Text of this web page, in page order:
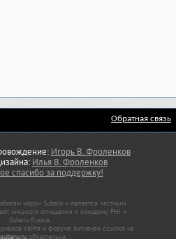
Обратная связь
Игорь В. Фроленков
Илья В. Фроленков
спасибо за поддержку!
марки Subaru и является частным.
никакого отношения к концерну FHI и
Subaru Russia.
сайта и форума активная ссылка на
обязательна.